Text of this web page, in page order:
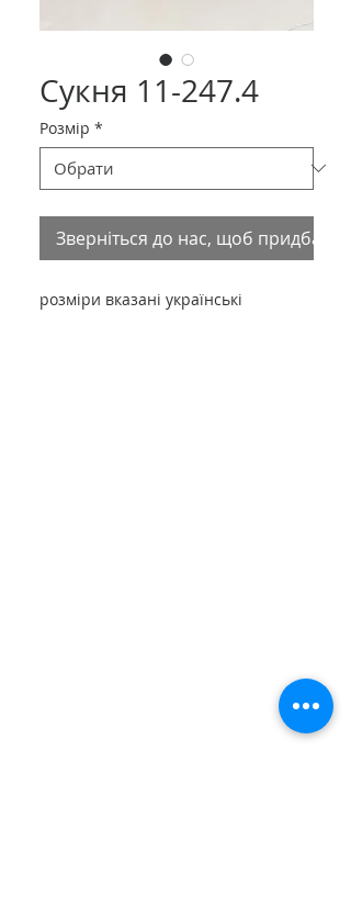
Сукня 11-247.4
Розмір *
Зверніться до нас, щоб придбати
розміри вказані українські